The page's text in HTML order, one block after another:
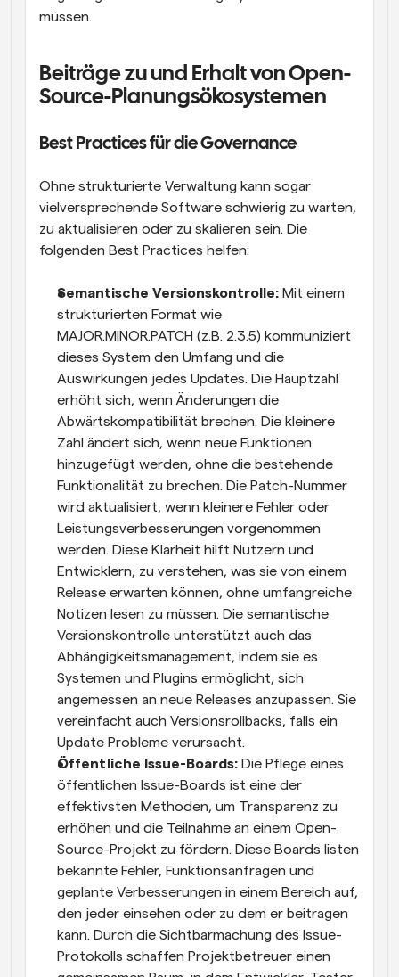
müssen.
Beiträge zu und Erhalt von Open-
Source-Planungsökosystemen
Best Practices für die Governance
Ohne strukturierte Verwaltung kann sogar
vielversprechende Software schwierig zu warten,
zu aktualisieren oder zu skalieren sein. Die
folgenden Best Practices helfen:
Semantische Versionskontrolle: Mit einem
strukturierten Format wie
MAJOR.MINOR.PATCH (z.B. 2.3.5) kommuniziert
dieses System den Umfang und die
Auswirkungen jedes Updates. Die Hauptzahl
erhöht sich, wenn Änderungen die
Abwärtskompatibilität brechen. Die kleinere
Zahl ändert sich, wenn neue Funktionen
hinzugefügt werden, ohne die bestehende
Funktionalität zu brechen. Die Patch-Nummer
wird aktualisiert, wenn kleinere Fehler oder
Leistungsverbesserungen vorgenommen
werden. Diese Klarheit hilft Nutzern und
Entwicklern, zu verstehen, was sie von einem
Release erwarten können, ohne umfangreiche
Notizen lesen zu müssen. Die semantische
Versionskontrolle unterstützt auch das
Abhängigkeitsmanagement, indem sie es
Systemen und Plugins ermöglicht, sich
angemessen an neue Releases anzupassen. Sie
vereinfacht auch Versionsrollbacks, falls ein
Update Probleme verursacht.
Öffentliche Issue-Boards: Die Pflege eines
öffentlichen Issue-Boards ist eine der
effektivsten Methoden, um Transparenz zu
erhöhen und die Teilnahme an einem Open-
Source-Projekt zu fördern. Diese Boards listen
bekannte Fehler, Funktionsanfragen und
geplante Verbesserungen in einem Bereich auf,
den jeder einsehen oder zu dem er beitragen
kann. Durch die Sichtbarmachung des Issue-
Protokolls schaffen Projektbetreuer einen